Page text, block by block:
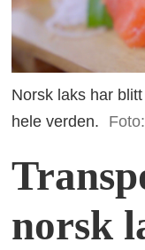
Norsk laks har
hele verden.
norsk